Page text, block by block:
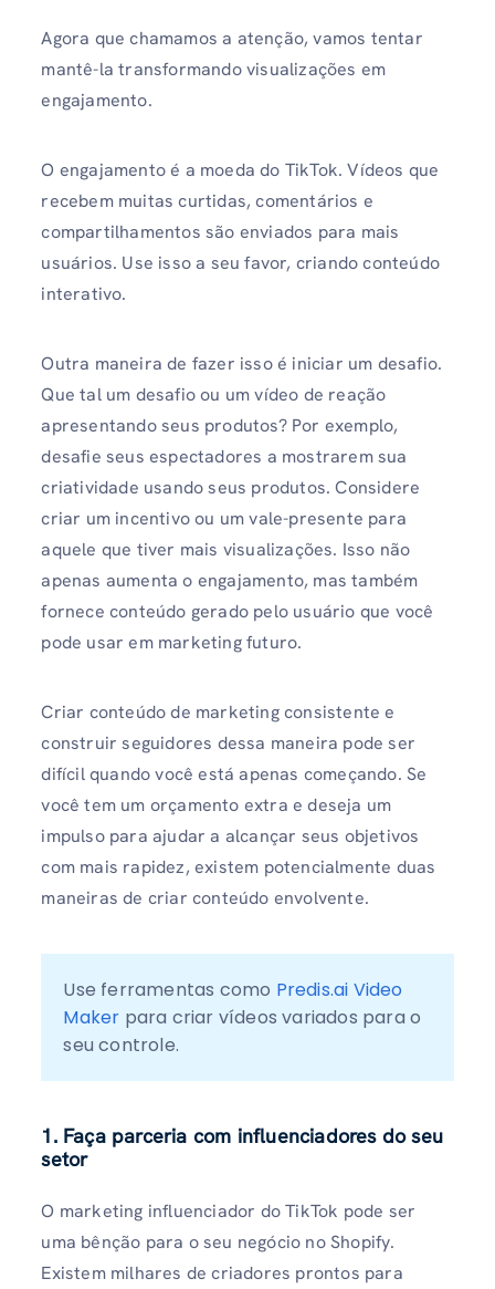
Agora que chamamos a atenção, vamos tentar
mantê-la transformando visualizações em
engajamento.
O engajamento é a moeda do TikTok. Vídeos que
recebem muitas curtidas, comentários e
compartilhamentos são enviados para mais
usuários. Use isso a seu favor, criando conteúdo
interativo.
Outra maneira de fazer isso é iniciar um desafio.
Que tal um desafio ou um vídeo de reação
apresentando seus produtos? Por exemplo,
desafie seus espectadores a mostrarem sua
criatividade usando seus produtos. Considere
criar um incentivo ou um vale-presente para
aquele que tiver mais visualizações. Isso não
apenas aumenta o engajamento, mas também
fornece conteúdo gerado pelo usuário que você
pode usar em marketing futuro.
Criar conteúdo de marketing consistente e
construir seguidores dessa maneira pode ser
difícil quando você está apenas começando. Se
você tem um orçamento extra e deseja um
impulso para ajudar a alcançar seus objetivos
com mais rapidez, existem potencialmente duas
maneiras de criar conteúdo envolvente.
Use ferramentas como Predis.ai Video
Maker para criar vídeos variados para o
seu controle.
1. Faça parceria com influenciadores do seu
setor
O marketing influenciador do TikTok pode ser
uma bênção para o seu negócio no Shopify.
Existem milhares de criadores prontos para